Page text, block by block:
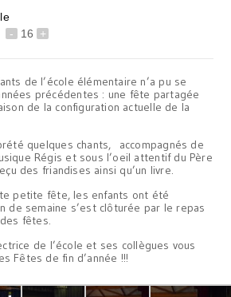
- 16 +
de l’école élémentaire n’a pu se
précédentes : une fête partagée
de la configuration actuelle de la
quelques chants, accompagnés de
Régis et sous l’oeil attentif du Père
des friandises ainsi qu’un livre.
petite fête, les enfants ont été
de semaine s’est clôturée par le repas
fêtes.
de l’école et ses collègues vous
Fêtes de fin d’année !!!